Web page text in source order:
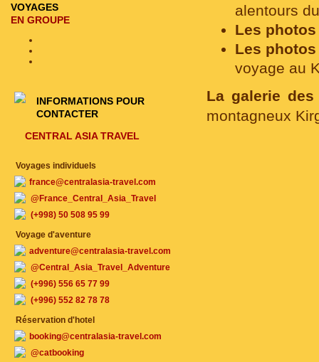
alentours
Les
Les
voyage au
La galerie
montagneux
VOYAGES
EN GROUPE
INFORMATIONS POUR
CONTACTER
CENTRAL ASIA TRAVEL
Voyages individuels
france@centralasia-travel.com
@France_Central_Asia_Travel
(+998) 50 508 95 99
Voyage d'aventure
adventure@centralasia-travel.com
@Central_Asia_Travel_Adventure
(+996) 556 65 77 99
(+996) 552 82 78 78
Réservation d'hotel
booking@centralasia-travel.com
@catbooking